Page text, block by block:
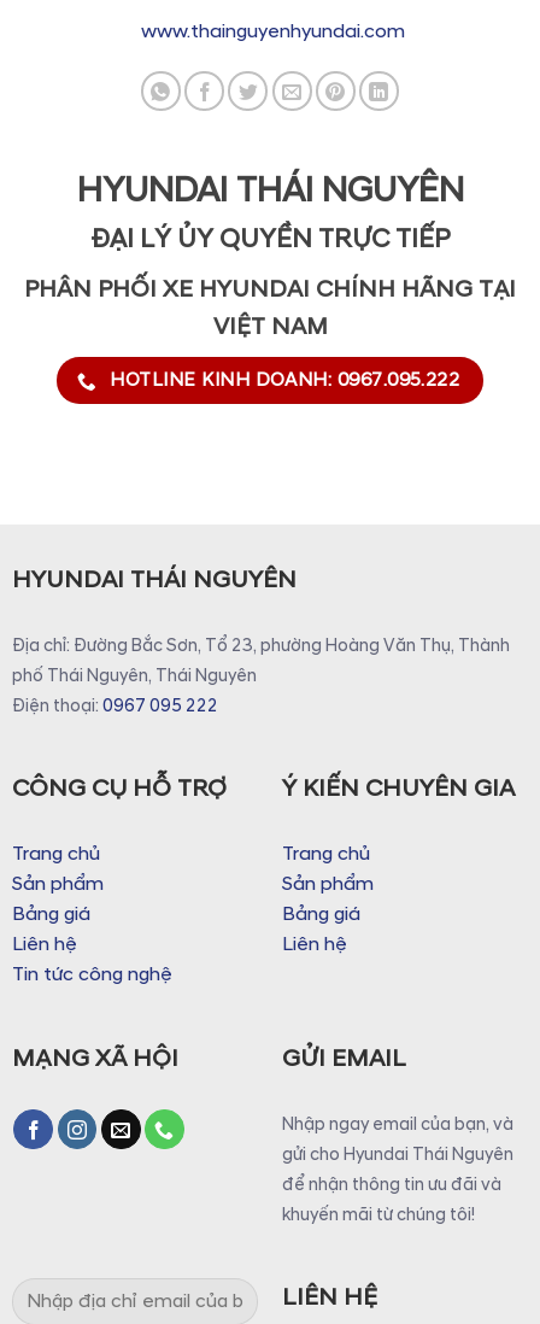
www.thainguyenhyundai.com
HYUNDAI THÁI NGUYÊN
ĐẠI LÝ ỦY QUYỀN TRỰC TIẾP
PHÂN PHỐI XE HYUNDAI CHÍNH HÃNG TẠI
VIỆT NAM
HOTLINE KINH DOANH: 0967.095.222
HYUNDAI THÁI NGUYÊN
Địa chỉ: Đường Bắc Sơn, Tổ 23, phường Hoàng Văn Thụ, Thành
phố Thái Nguyên, Thái Nguyên
Điện thoại: 0967 095 222
CÔNG CỤ HỖ TRỢ
Trang chủ
Sản phẩm
Bảng giá
Liên hệ
Tin tức công nghệ
Ý KIẾN CHUYÊN GIA
Trang chủ
Sản phẩm
Bảng giá
Liên hệ
MẠNG XÃ HỘI GỬI EMAIL
Nhập ngay email của bạn, và
gửi cho Hyundai Thái Nguyên
để nhận thông tin ưu đãi và
khuyến mãi từ chúng tôi!
LIÊN HỆ